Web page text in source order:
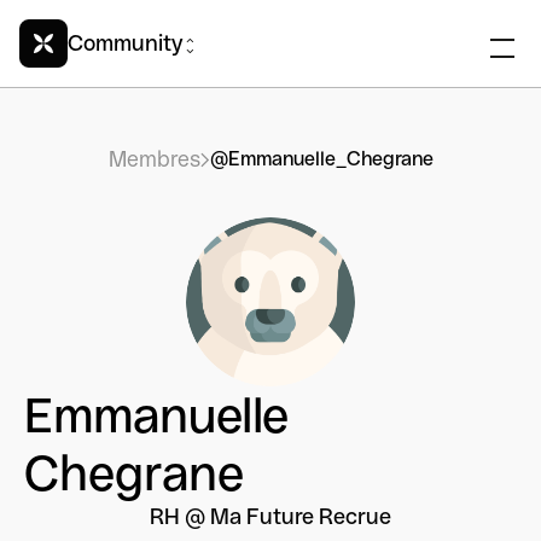
Community
Membres @Emmanuelle_Chegrane
Emmanuelle
Chegrane
RH @ Ma Future Recrue